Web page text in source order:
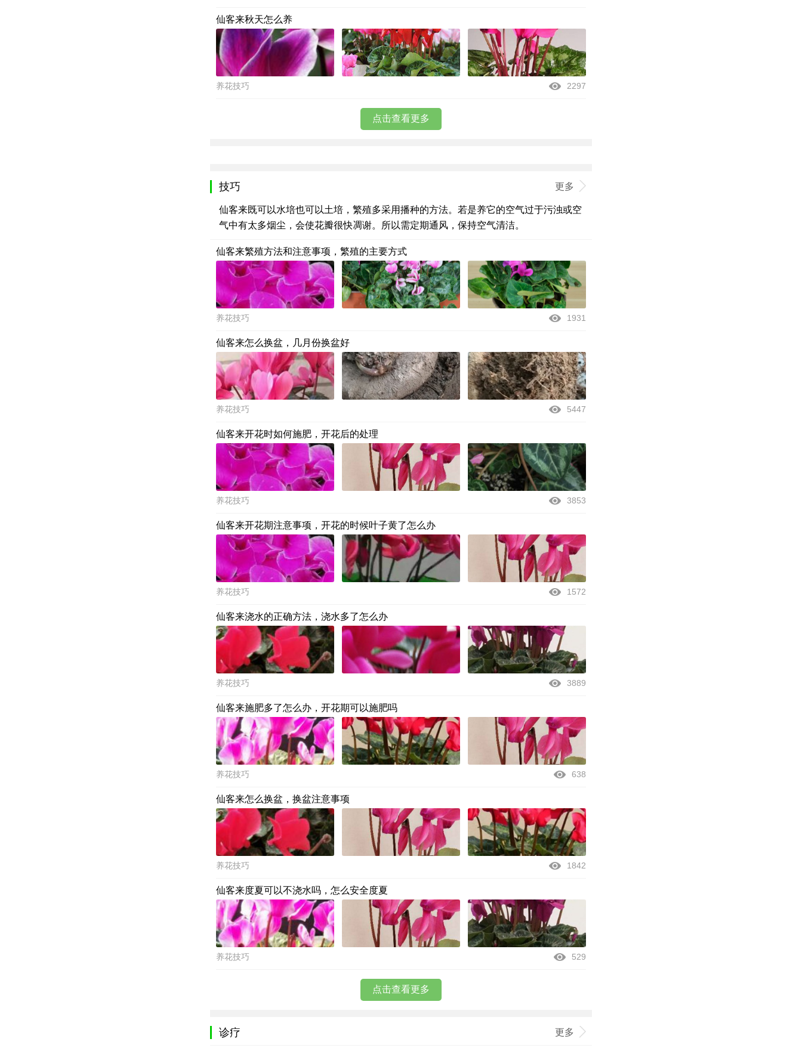
仙客来秋天怎么养
养花技巧 2297
点击查看更多
技巧 更多
仙客来既可以水培也可以土培，繁殖多采用播种的方法。若是养它的空气过于污浊或空
气中有太多烟尘，会使花瓣很快凋谢。所以需定期通风，保持空气清洁。
仙客来繁殖方法和注意事项，繁殖的主要方式
养花技巧 1931
仙客来怎么换盆，几月份换盆好
养花技巧 5447
仙客来开花时如何施肥，开花后的处理
养花技巧 3853
仙客来开花期注意事项，开花的时候叶子黄了怎么办
养花技巧 1572
仙客来浇水的正确方法，浇水多了怎么办
养花技巧 3889
仙客来施肥多了怎么办，开花期可以施肥吗
养花技巧 638
仙客来怎么换盆，换盆注意事项
养花技巧 1842
仙客来度夏可以不浇水吗，怎么安全度夏
养花技巧 529
点击查看更多
诊疗 更多